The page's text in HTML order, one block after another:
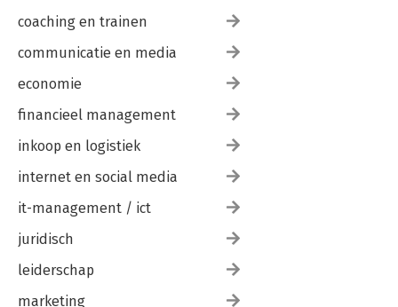
coaching en trainen
communicatie en media
economie
financieel management
inkoop en logistiek
internet en social media
it-management / ict
juridisch
leiderschap
marketing